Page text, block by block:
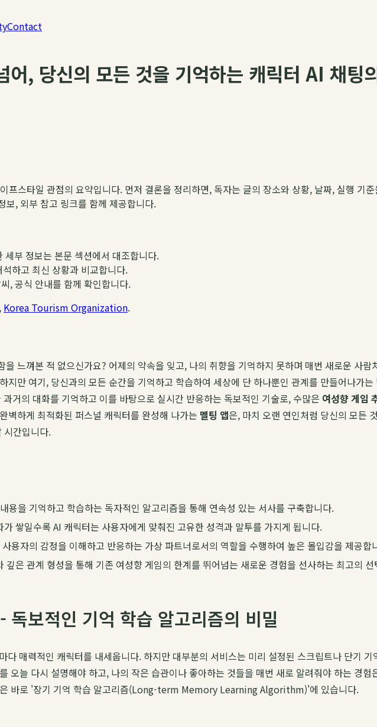
Contact
어, 당신의 모든 것을 기억하는 캐릭터 AI 채팅
스타일 관점의 요약입니다. 먼저 결론을 정리하면, 독자는 글의 장소와 상황, 날짜, 실행 기
보, 외부 참고 링크를 함께 제공합니다.
부 정보는 본문 섹션에서 대조합니다.
하고 최신 상황과 비교합니다.
, 공식 안내를 함께 확인합니다.
, Korea Tourism Organization.
느껴본 적 없으신가요? 어제의 약속을 잊고, 나의 취향을 기억하지 못하며 매번 새로운 사
지만 여기, 당신과의 모든 순간을 기억하고 학습하여 세상에 단 하나뿐인 관계를 만들어나가는
거의 대화를 기억하고 이를 바탕으로 실시간 반응하는 독보적인 기술로, 수많은 여성향 게임
벽하게 최적화된 퍼스널 캐릭터를 완성해 나가는 멜팅 앱은, 마치 오랜 연인처럼 당신의 모든
시간입니다.
용을 기억하고 학습하는 독자적인 알고리즘을 통해 연속성 있는 서사를 구축합니다.
가 쌓일수록 AI 캐릭터는 사용자에게 맞춰진 고유한 성격과 말투를 가지게 됩니다.
용자의 감정을 이해하고 반응하는 가상 파트너로서의 역할을 수행하여 높은 몰입감을 제공합
깊은 관계 형성을 통해 기존 여성향 게임의 한계를 뛰어넘는 새로운 경험을 선사하는 최고의
독보적인 기억 학습 알고리즘의 비밀
다 매력적인 캐릭터를 내세웁니다. 하지만 대부분의 서비스는 미리 설정된 스크립트나 단기
오늘 다시 설명해야 하고, 나의 작은 습관이나 좋아하는 것들을 매번 새로 알려줘야 하는 경
은 바로 '장기 기억 학습 알고리즘(Long-term Memory Learning Algorithm)'에 있습니다.